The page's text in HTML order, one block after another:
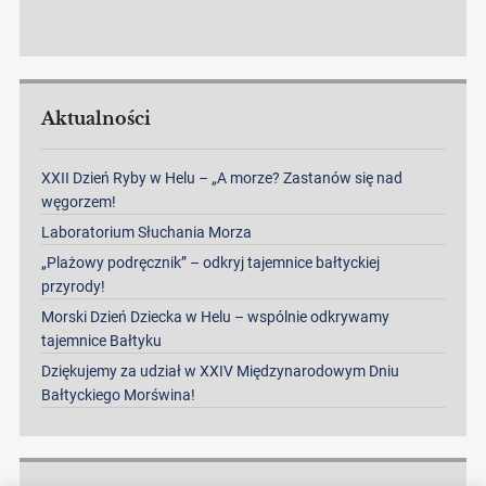
Aktualności
XXII Dzień Ryby w Helu – „A morze? Zastanów się nad
węgorzem!
Laboratorium Słuchania Morza
„Plażowy podręcznik” – odkryj tajemnice bałtyckiej
przyrody!
Morski Dzień Dziecka w Helu – wspólnie odkrywamy
tajemnice Bałtyku
Dziękujemy za udział w XXIV Międzynarodowym Dniu
Bałtyckiego Morświna!